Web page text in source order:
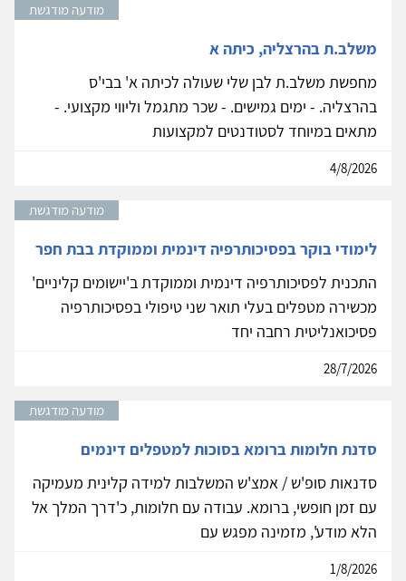
מודעה מודגשת
משלב.ת בהרצליה, כיתה א
מחפשת משלב.ת לבן שלי שעולה לכיתה א' בבי'ס
בהרצליה. - ימים גמישים. - שכר מתגמל וליווי מקצועי. -
מתאים במיוחד לסטודנטים למקצועות
4/8/2026
מודעה מודגשת
לימודי בוקר בפסיכותרפיה דינמית וממוקדת בבת חפר
התכנית לפסיכותרפיה דינמית וממוקדת ב'יישומים קליניים'
מכשירה מטפלים בעלי תואר שני טיפולי בפסיכותרפיה
פסיכואנליטית רחבה יחד
28/7/2026
מודעה מודגשת
סדנת חלומות ברומא בסוכות למטפלים דינמים
סדנאות סופ'ש / אמצ'ש המשלבות למידה קלינית מעמיקה
עם זמן חופשי, ברומא. עבודה עם חלומות, כ'דרך המלך אל
הלא מודע', מזמינה מפגש עם
1/8/2026